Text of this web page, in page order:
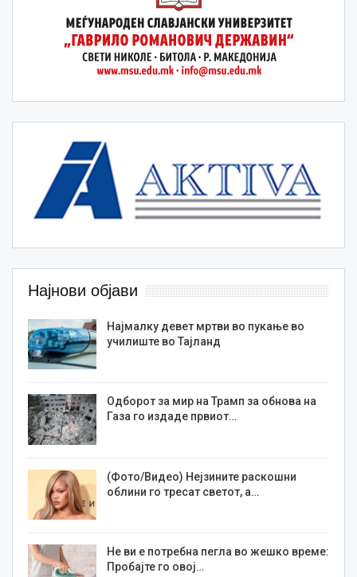
Најнови објави
Најмалку девет мртви во пукање во
училиште во Тајланд
Одборот за мир на Трамп за обнова на
Газа го издаде првиот…
(Фото/Видео) Нејзините раскошни
облини го тресат светот, а…
Не ви е потребна пегла во жешко време:
Пробајте го овој…